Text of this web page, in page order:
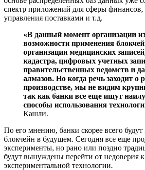
спектр приложений для сферы финансов,
управления поставками и т.д.
«В данный момент организации
возможности применения
организации медицинских
кадастра, цифровых учетных
правительственных ведомств и
алмазов. Но когда речь заходит о
производстве, мы не видим
так как банки все еще ищут
способы использования
Кашли.
По его мнению, банки скорее всего будут
блокчейн в будущем. Сегодня все еще
эксперименты, но рано или поздно
будут вынуждены перейти от недоверия
экспериментальной технологии.